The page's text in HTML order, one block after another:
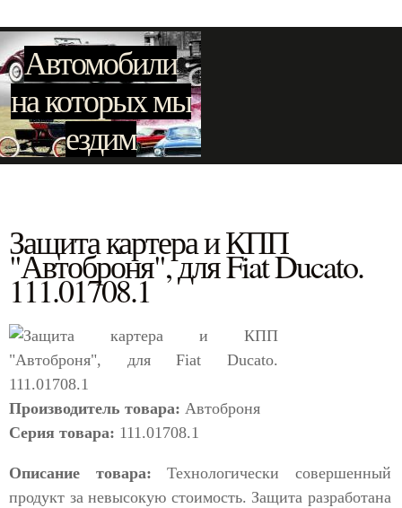
Автомобили
на которых мы
ездим
Защита картера и КПП
"Автоброня", для Fiat Ducato.
111.01708.1
Производитель товара: Автоброня
Серия товара: 111.01708.1
Описание товара: Технологически совершенный
продукт за невысокую стоимость. Защита разработана